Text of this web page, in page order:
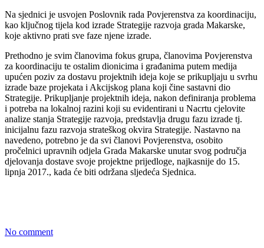
Na sjednici je usvojen Poslovnik rada Povjerenstva za koordinaciju,
kao ključnog tijela kod izrade Strategije razvoja grada Makarske,
koje aktivno prati sve faze njene izrade.
Prethodno je svim članovima fokus grupa, članovima Povjerenstva
za koordinaciju te ostalim dionicima i građanima putem medija
upućen poziv za dostavu projektnih ideja koje se prikupljaju u svrhu
izrade baze projekata i Akcijskog plana koji čine sastavni dio
Strategije. Prikupljanje projektnih ideja, nakon definiranja problema
i potreba na lokalnoj razini koji su evidentirani u Nacrtu cjelovite
analize stanja Strategije razvoja, predstavlja drugu fazu izrade tj.
inicijalnu fazu razvoja strateškog okvira Strategije. Nastavno na
navedeno, potrebno je da svi članovi Povjerenstva, osobito
pročelnici upravnih odjela Grada Makarske unutar svog područja
djelovanja dostave svoje projektne prijedloge, najkasnije do 15.
lipnja 2017., kada će biti održana sljedeća Sjednica.
No comment